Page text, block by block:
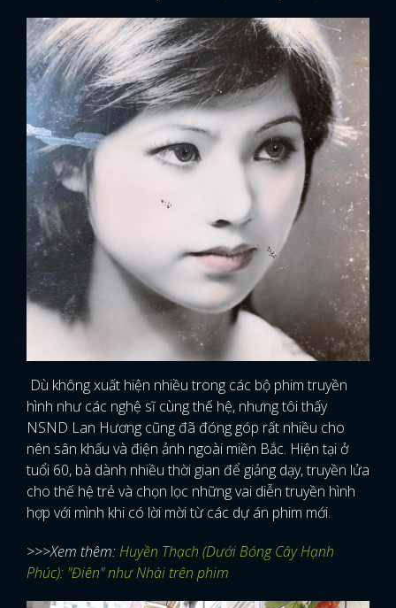
Dù không xuất hiện nhiều trong các bộ phim truyền
hình như các nghệ sĩ cùng thế hệ, nhưng tôi thấy
NSND Lan Hương cũng đã đóng góp rất nhiều cho
nên sân khấu và điện ảnh ngoài miền Bắc. Hiện tại ở
tuổi 60, bà dành nhiều thời gian để giảng dạy, truyền lửa
cho thế hệ trẻ và chọn lọc những vai diễn truyền hình
hợp với mình khi có lời mời từ các dự án phim mới.
>>>Xem thêm:Huyền Thạch (Dưới Bóng Cây Hạnh
Phúc): "Điên" như Nhài trên phim